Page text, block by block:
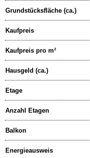
Grundstücksfläche (ca.)
Kaufpreis
Kaufpreis pro m²
Hausgeld (ca.)
Etage
Anzahl Etagen
Balkon
Energieausweis